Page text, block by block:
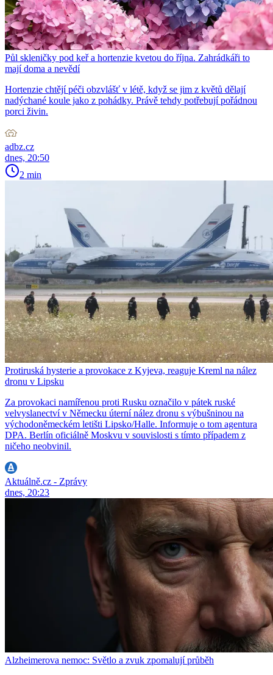
Půl skleničky pod keř a hortenzie kvetou do října. Zahrádkáři to
mají doma a nevědí
Hortenzie chtějí péči obzvlášť v létě, když se jim z květů dělají
nadýchané koule jako z pohádky. Právě tehdy potřebují pořádnou
porci živin.
adbz.cz
dnes, 20:50
2 min
Protiruská hysterie a provokace z Kyjeva, reaguje Kreml na nález
dronu v Lipsku
Za provokaci namířenou proti Rusku označilo v pátek ruské
velvyslanectví v Německu úterní nález dronu s výbušninou na
východoněmeckém letišti Lipsko/Halle. Informuje o tom agentura
DPA. Berlín oficiálně Moskvu v souvislosti s tímto případem z
ničeho neobvinil.
Aktuálně.cz - Zprávy
dnes, 20:23
Alzheimerova nemoc: Světlo a zvuk zpomalují průběh